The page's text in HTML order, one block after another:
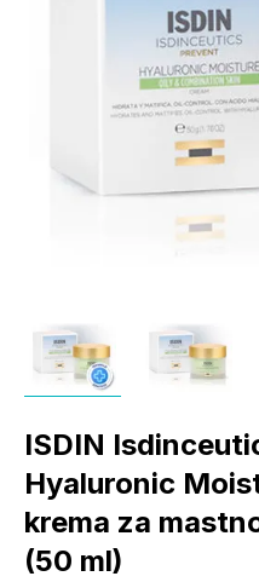
ISDIN
Hyaluronic
krema za
(50 ml)